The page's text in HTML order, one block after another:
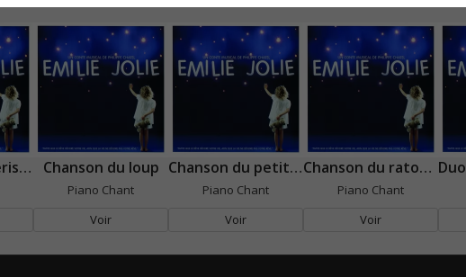
Chanson du hérisson Chanson du loup
Piano Chant
Voir
Chanson du petit caillou
Piano Chant
Voir
Chanson du raton-laveur rêveur
Piano Chant
Voir